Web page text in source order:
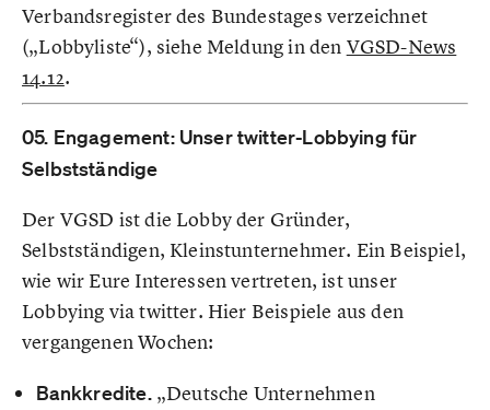
Verbandsregister des Bundestages verzeichnet
(„Lobbyliste“), siehe Meldung in den VGSD-News
14.12.
05. Engagement: Unser twitter-Lobbying für
Selbstständige
Der VGSD ist die Lobby der Gründer,
Selbstständigen, Kleinstunternehmer. Ein Beispiel,
wie wir Eure Interessen vertreten, ist unser
Lobbying via twitter. Hier Beispiele aus den
vergangenen Wochen:
Bankkredite.„Deutsche Unternehmen